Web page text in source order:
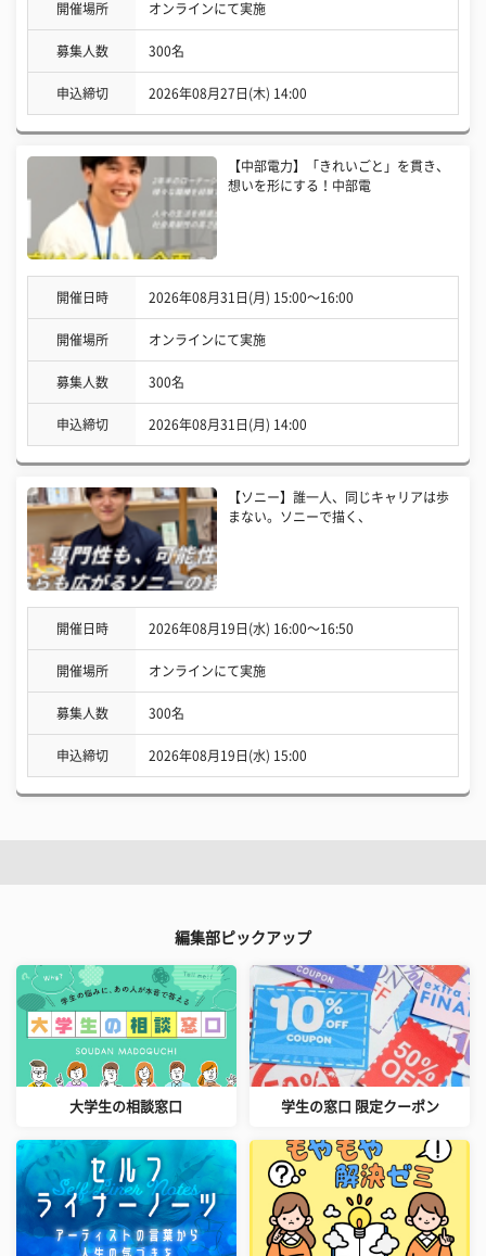
開催場所 オンラインにて実施
募集人数 300名
申込締切 2026年08月27日(木) 14:00
【中部電力】「きれいごと」を貫き、
想いを形にする！中部電
開催日時 2026年08月31日(月) 15:00〜16:00
開催場所 オンラインにて実施
募集人数 300名
申込締切 2026年08月31日(月) 14:00
【ソニー】誰一人、同じキャリアは歩
まない。ソニーで描く、
開催日時 2026年08月19日(水) 16:00〜16:50
開催場所 オンラインにて実施
募集人数 300名
申込締切 2026年08月19日(水) 15:00
編集部ピックアップ
大学生の相談窓口 学生の窓口 限定クーポン